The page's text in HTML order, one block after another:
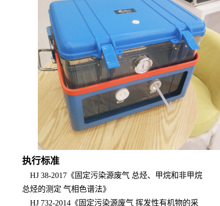
执行标准
HJ 38-2017 《 固定污染源废气 总烃、甲烷和非甲烷
总烃的测定 气相色谱法》
HJ 732-2014 《 固定污染源废气 挥发性有机物的采